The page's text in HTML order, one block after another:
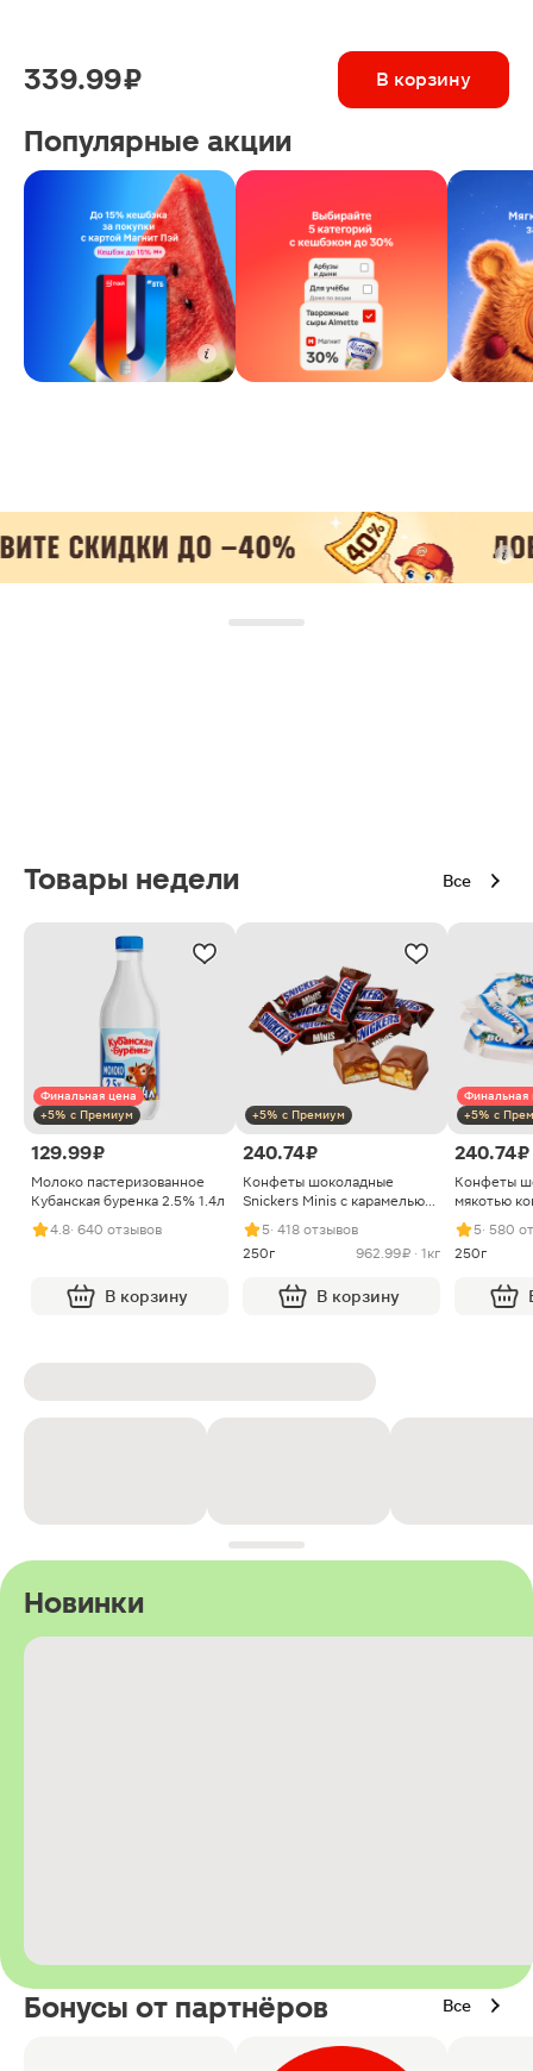
339.99 ₽ В корзину
Популярные акции
Товары недели Все
Финальная цена
+5% с Премиум
129.99 ₽
Молоко пастеризованное
Кубанская буренка 2.5% 1.4л
4.8· 640 отзывов
В корзину
+5% с Премиум
240.74 ₽
Конфеты шоколадные
Snickers Minis с карамелью
арахисом и нугой
5· 418 отзывов
250г
962.99 ₽ · 1кг
В корзину
Финальная
+5% с
240.74 ₽
Конфеты
мякотью
5· 580
250г
Новинки
Бонусы от партнёров Все